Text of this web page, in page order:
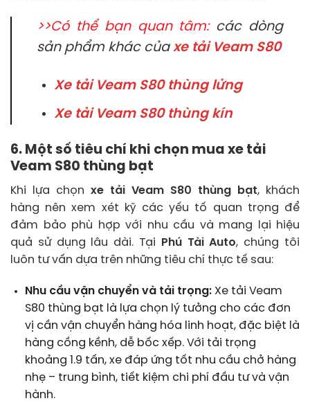
>>Có thể bạn quan tâm:các dòng
sản phẩm khác của xe tải Veam S80
Xe tải Veam S80 thùng lửng
Xe tải Veam S80 thùng kín
6. Một số tiêu chí khi chọn mua xe tải
Veam S80 thùng bạt
Khi lựa chọn xe tải Veam S80 thùng bạt, khách
hàng nên xem xét kỹ các yếu tố quan trọng để
đảm bảo phù hợp với nhu cầu và mang lại hiệu
quả sử dụng lâu dài. Tại
Phú Tài Auto, chúng tôi
luôn tư vấn dựa trên những tiêu chí thực tế sau:
Nhu cầu vận chuyển và tải trọng:Xe tải Veam
S80 thùng bạt là lựa chọn lý tưởng cho các đơn
vị cần vận chuyển hàng hóa linh hoạt, đặc biệt là
hàng cồng kềnh, dễ bốc xếp. Với tải trọng
khoảng 1.9 tấn, xe đáp ứng tốt nhu cầu chở hàng
nhẹ – trung bình, tiết kiệm chi phí đầu tư và vận
hành.